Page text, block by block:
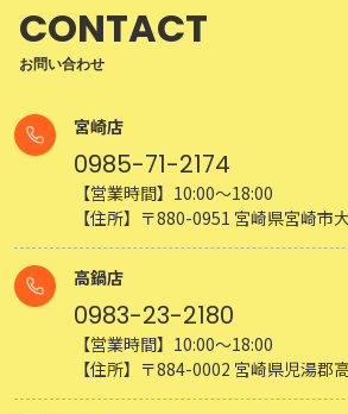
CONTACT
お問い合わせ
宮崎店
0985-71-2174
【営業時間】10:00～18:00
【住所】〒880-0951 宮崎県宮崎市
高鍋店
0983-23-2180
【営業時間】10:00～18:00
【住所】〒884-0002 宮崎県児湯郡